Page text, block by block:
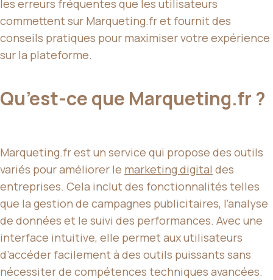
les erreurs fréquentes que les utilisateurs
commettent sur Marqueting.fr et fournit des
conseils pratiques pour maximiser votre expérience
sur la plateforme.
Qu’est-ce que Marqueting.fr ?
Marqueting.fr est un service qui propose des outils
variés pour améliorer le marketing digital des
entreprises. Cela inclut des fonctionnalités telles
que la gestion de campagnes publicitaires, l’analyse
de données et le suivi des performances. Avec une
interface intuitive, elle permet aux utilisateurs
d’accéder facilement à des outils puissants sans
nécessiter de compétences techniques avancées.